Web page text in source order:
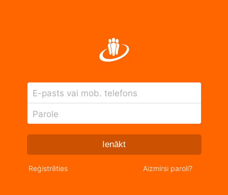
E-pasts vai mob. telefons
Parole
Ienākt
Reģistrēties Aizmirsi paroli?